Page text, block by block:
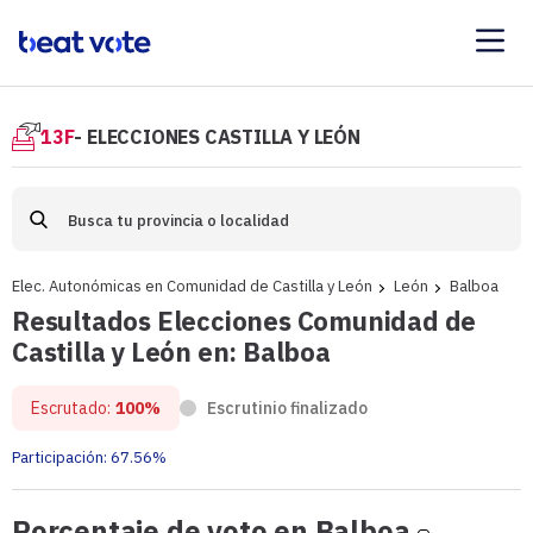
13F- ELECCIONES CASTILLA Y LEÓN
Elec. Autonómicas en Comunidad de Castilla y León León Balboa
Resultados Elecciones Comunidad de
Castilla y León en: Balboa
Escrutado: 100% Escrutinio finalizado
Participación: 67.56%